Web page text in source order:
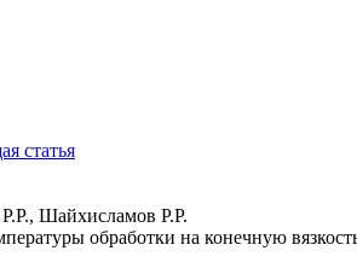
статья
Шайхисламов Р.Р.
обработки на конечную